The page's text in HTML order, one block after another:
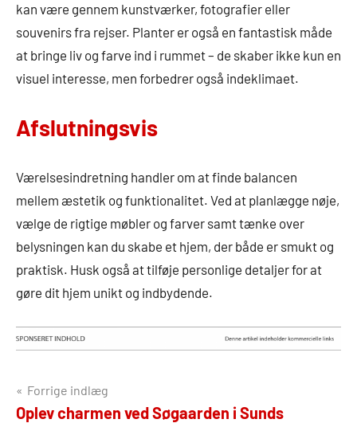
kan være gennem kunstværker, fotografier eller
souvenirs fra rejser. Planter er også en fantastisk måde
at bringe liv og farve ind i rummet – de skaber ikke kun en
visuel interesse, men forbedrer også indeklimaet.
Afslutningsvis
Værelsesindretning handler om at finde balancen
mellem æstetik og funktionalitet. Ved at planlægge nøje,
vælge de rigtige møbler og farver samt tænke over
belysningen kan du skabe et hjem, der både er smukt og
praktisk. Husk også at tilføje personlige detaljer for at
gøre dit hjem unikt og indbydende.
Indlægsnavigation
Forrige indlæg
Oplev charmen ved Søgaarden i Sunds